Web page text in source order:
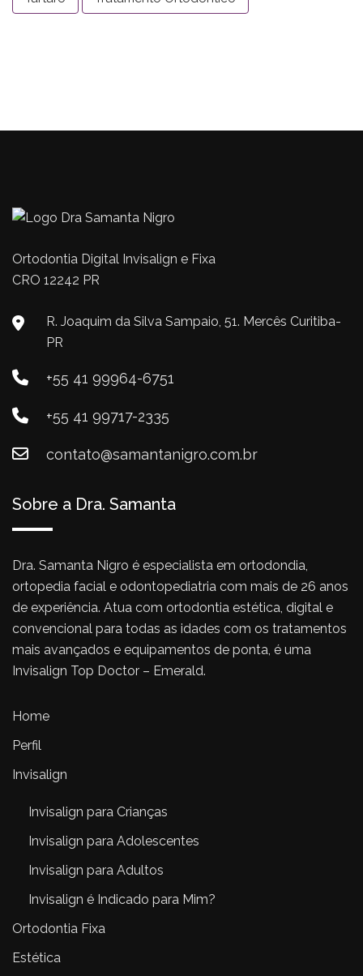
Ortodontia Digital Invisalign e Fixa
CRO 12242 PR
R. Joaquim da Silva Sampaio, 51. Mercês Curitiba-
PR
+55 41 99964-6751
+55 41 99717-2335
contato@samantanigro.com.br
Sobre a Dra. Samanta
Dra. Samanta Nigro é especialista em ortodondia,
ortopedia facial e odontopediatria com mais de 26 anos
de experiência. Atua com ortodontia estética, digital e
convencional para todas as idades com os tratamentos
mais avançados e equipamentos de ponta, é uma
Invisalign Top Doctor – Emerald.
Home
Perfil
Invisalign
Invisalign para Crianças
Invisalign para Adolescentes
Invisalign para Adultos
Invisalign é Indicado para Mim?
Ortodontia Fixa
Estética